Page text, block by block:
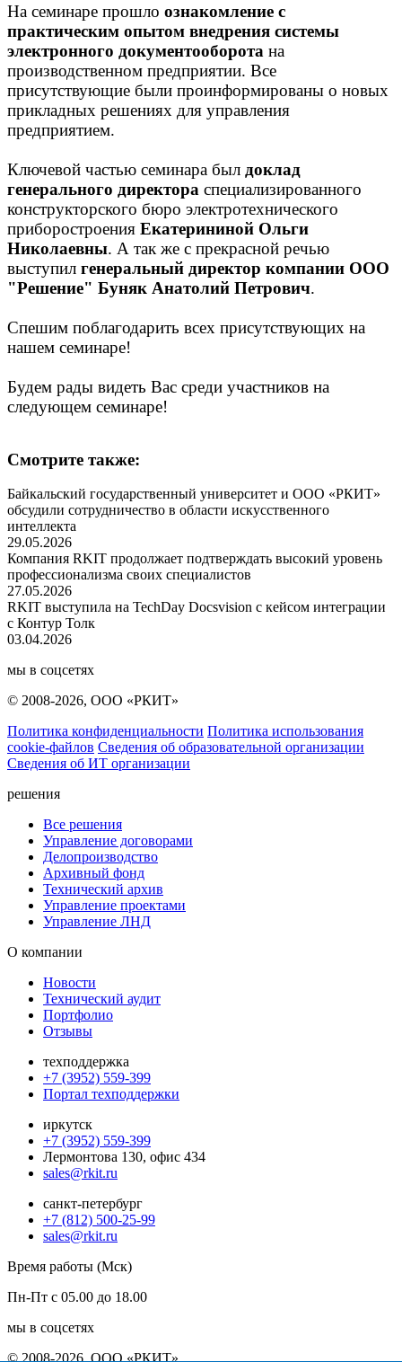
На семинаре прошло ознакомление с
практическим опытом внедрения системы
электронного документооборота на
производственном предприятии. Все
присутствующие были проинформированы о новых
прикладных решениях для управления
предприятием.
Ключевой частью семинара был доклад
генерального директора специализированного
конструкторского бюро электротехнического
приборостроения Екатерининой Ольги
Николаевны. А так же с прекрасной речью
выступил генеральный директор компании ООО
"Решение" Буняк Анатолий Петрович.
Спешим поблагодарить всех присутствующих на
нашем семинаре!
Будем рады видеть Вас среди участников на
следующем семинаре!
Смотрите также:
Байкальский государственный университет и ООО «РКИТ»
обсудили сотрудничество в области искусственного
интеллекта
29.05.2026
Компания RKIT продолжает подтверждать высокий уровень
профессионализма своих специалистов
27.05.2026
RKIT выступила на TechDay Docsvision с кейсом интеграции
с Контур Толк
03.04.2026
мы в соцсетях
© 2008-2026, ООО «РКИТ»
Политика конфиденциальности Политика использования
cookie-файлов Сведения об образовательной организации
Сведения об ИТ организации
решения
Все решения
Управление договорами
Делопроизводство
Архивный фонд
Технический архив
Управление проектами
Управление ЛНД
О компании
Новости
Технический аудит
Портфолио
Отзывы
техподдержка
+7 (3952) 559-399
Портал техподдержки
иркутск
+7 (3952) 559-399
Лермонтова 130, офис 434
sales@rkit.ru
санкт-петербург
+7 (812) 500-25-99
sales@rkit.ru
Время работы (Мск)
Пн-Пт с 05.00 до 18.00
мы в соцсетях
© 2008-2026, ООО «РКИТ»